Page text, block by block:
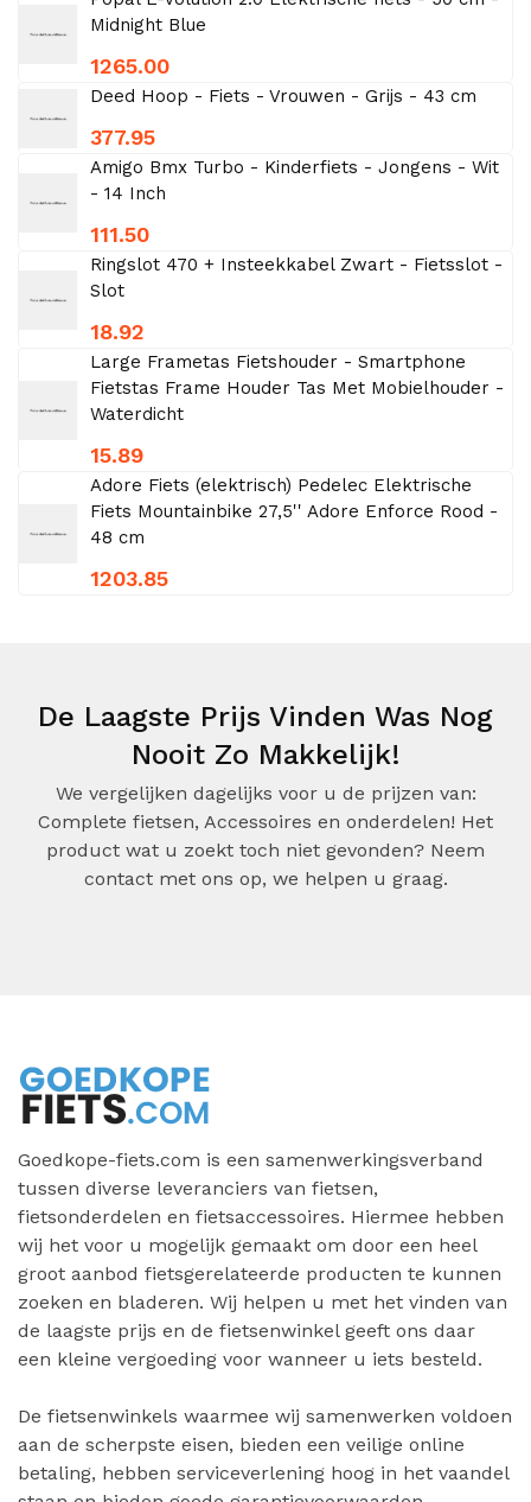
Midnight Blue
1265.00
Deed Hoop - Fiets - Vrouwen - Grijs - 43 cm
377.95
Amigo Bmx Turbo - Kinderfiets - Jongens - Wit
- 14 Inch
111.50
Ringslot 470 + Insteekkabel Zwart - Fietsslot -
Slot
18.92
Large Frametas Fietshouder - Smartphone
Fietstas Frame Houder Tas Met Mobielhouder -
Waterdicht
15.89
Adore Fiets (elektrisch) Pedelec Elektrische
Fiets Mountainbike 27,5'' Adore Enforce Rood -
48 cm
1203.85
De Laagste Prijs Vinden Was Nog
Nooit Zo Makkelijk!
We vergelijken dagelijks voor u de prijzen van:
Complete fietsen, Accessoires en onderdelen! Het
product wat u zoekt toch niet gevonden? Neem
contact met ons op, we helpen u graag.
Goedkope-fiets.com is een samenwerkingsverband
tussen diverse leveranciers van fietsen,
fietsonderdelen en fietsaccessoires. Hiermee hebben
wij het voor u mogelijk gemaakt om door een heel
groot aanbod fietsgerelateerde producten te kunnen
zoeken en bladeren. Wij helpen u met het vinden van
de laagste prijs en de fietsenwinkel geeft ons daar
een kleine vergoeding voor wanneer u iets besteld.
De fietsenwinkels waarmee wij samenwerken voldoen
aan de scherpste eisen, bieden een veilige online
betaling, hebben serviceverlening hoog in het vaandel